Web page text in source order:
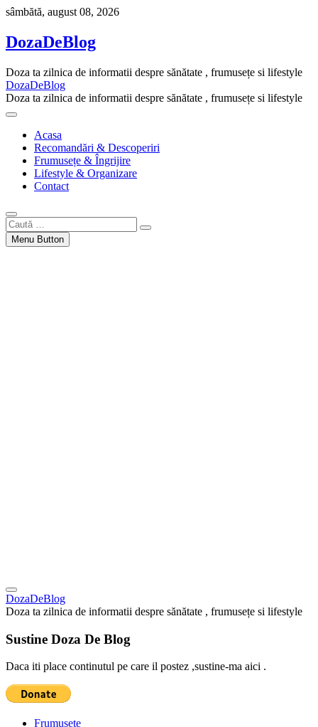
Skip
content
sâmbătă, august 08, 2026
DozaDeBlog
Doza ta zilnica de informatii despre sănătate , frumusețe si lifestyle
DozaDeBlog
Doza ta zilnica de informatii despre sănătate , frumusețe si lifestyle
Acasa
Recomandări & Descoperiri
Frumusețe & Îngrijire
Lifestyle & Organizare
Contact
Caută
…Menu Button
DozaDeBlog
Doza ta zilnica de informatii despre sănătate , frumusețe si lifestyle
Sustine Doza De Blog
Daca iti place continutul pe care il postez ,sustine-ma aici .
Frumusețe